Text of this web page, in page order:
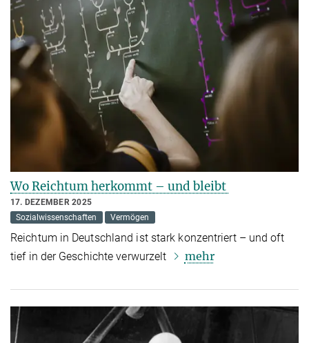
Wo Reichtum herkommt – und bleibt
17. DEZEMBER 2025
Sozialwissenschaften
Vermögen
Reichtum in Deutschland ist stark konzentriert – und oft
tief in der Geschichte verwurzelt
mehr